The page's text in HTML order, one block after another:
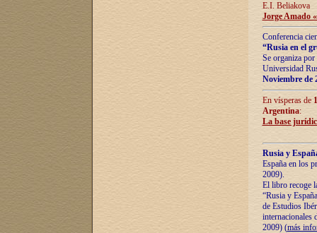
E.I. Beliakova
Jorge Amado
Conferencia
“Rusia en el
Se organiza
Universidad
Noviembre de
En vísperas de
Argentina:
La base
Rusia y
España en los
2009).
El libro recoge
“Rusia y
de Estudios
internacionales
2009) (más